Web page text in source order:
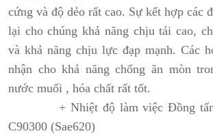
cứng và độ dẻo rất cao. Sự kết hợp các
lại cho chúng khả năng chịu tải cao,
và khả năng chịu lực đạp mạnh. Các
nhận cho khả năng chống ăn mòn
nước muối , hóa chất rất tốt.
+ Nhiệt độ làm việc Đồng tấm
C90300 (Sae620)